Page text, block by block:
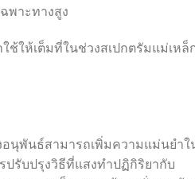
พาะทางสูง
ช้ให้เต็มที่ในช่วงสเปกตรัมแม่เหล็
นุพันธ์สามารถเพิ่มความแม่นยำใ
ปรับปรุงวิธีที่แสงทำปฏิกิริยากับ